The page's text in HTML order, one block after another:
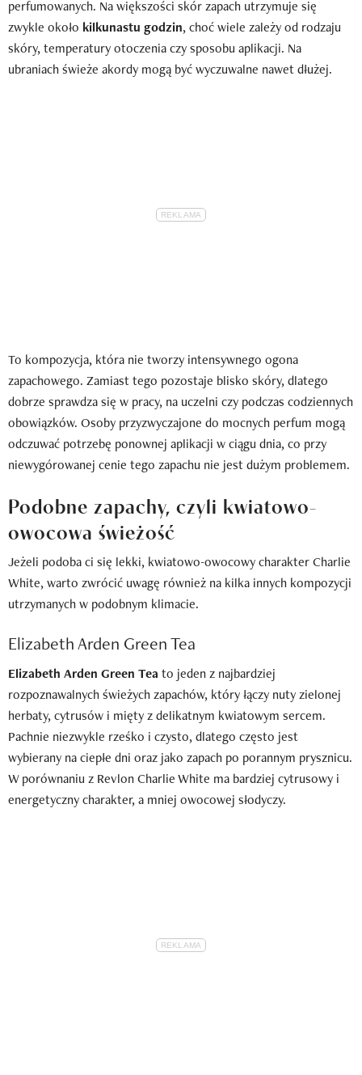
perfumowanych. Na większości skór zapach utrzymuje się
zwykle około kilkunastu godzin, choć wiele zależy od rodzaju
skóry, temperatury otoczenia czy sposobu aplikacji. Na
ubraniach świeże akordy mogą być wyczuwalne nawet dłużej.
To kompozycja, która nie tworzy intensywnego ogona
zapachowego. Zamiast tego pozostaje blisko skóry, dlatego
dobrze sprawdza się w pracy, na uczelni czy podczas codziennych
obowiązków. Osoby przyzwyczajone do mocnych perfum mogą
odczuwać potrzebę ponownej aplikacji w ciągu dnia, co przy
niewygórowanej cenie tego zapachu nie jest dużym problemem.
Podobne zapachy, czyli kwiatowo-
owocowa świeżość
Jeżeli podoba ci się lekki, kwiatowo-owocowy charakter Charlie
White, warto zwrócić uwagę również na kilka innych kompozycji
utrzymanych w podobnym klimacie.
Elizabeth Arden Green Tea
Elizabeth Arden Green Tea to jeden z najbardziej
rozpoznawalnych świeżych zapachów, który łączy nuty zielonej
herbaty, cytrusów i mięty z delikatnym kwiatowym sercem.
Pachnie niezwykle rześko i czysto, dlatego często jest
wybierany na ciepłe dni oraz jako zapach po porannym prysznicu.
W porównaniu z Revlon Charlie White ma bardziej cytrusowy i
energetyczny charakter, a mniej owocowej słodyczy.